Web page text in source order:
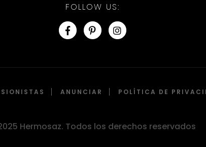
FOLLOW US:
ANUNCIAR POLÍTICA DE
Hermosaz. Todos los derechos reservados